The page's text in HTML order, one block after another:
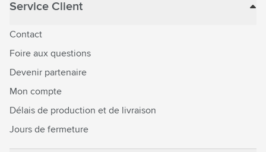
Service Client
Contact
Foire aux questions
Devenir partenaire
Mon compte
Délais de production et de livraison
Jours de fermeture